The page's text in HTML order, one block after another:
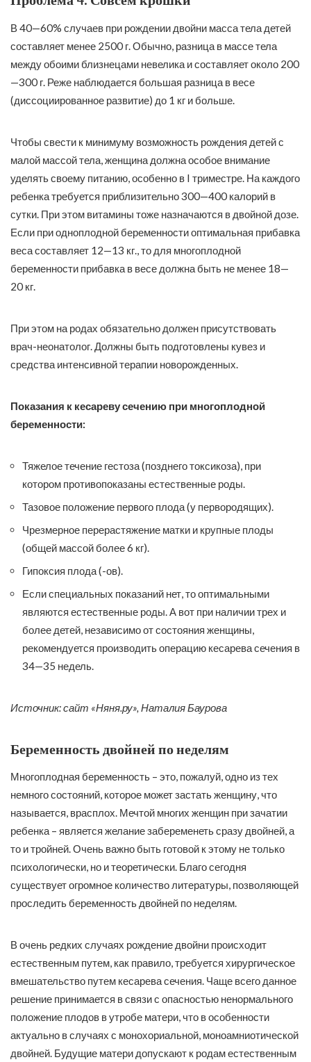
В 40—60% случаев при рождении двойни масса тела детей
составляет менее 2500 г. Обычно, разница в массе тела
между обоими близнецами невелика и составляет около 200
—300 г. Реже наблюдается большая разница в весе
(диссоциированное развитие) до 1 кг и больше.
Чтобы свести к минимуму возможность рождения детей с
малой массой тела, женщина должна особое внимание
уделять своему питанию, особенно в I триместре. На каждого
ребенка требуется приблизительно 300—400 калорий в
сутки. При этом витамины тоже назначаются в двойной дозе.
Если при одноплодной беременности оптимальная прибавка
веса составляет 12—13 кг., то для многоплодной
беременности прибавка в весе должна быть не менее 18—
20 кг.
При этом на родах обязательно должен присутствовать
врач-неонатолог. Должны быть подготовлены кувез и
средства интенсивной терапии новорожденных.
Показания к кесареву сечению при многоплодной
беременности:
Тяжелое течение гестоза (позднего токсикоза), при
котором противопоказаны естественные роды.
Тазовое положение первого плода (у первородящих).
Чрезмерное перерастяжение матки и крупные плоды
(общей массой более 6 кг).
Гипоксия плода (-ов).
Если специальных показаний нет, то оптимальными
являются естественные роды. А вот при наличии трех и
более детей, независимо от состояния женщины,
рекомендуется производить операцию кесарева сечения в
34—35 недель.
Источник: сайт «Няня.ру», Наталия Баурова
Беременность двойней по неделям
Многоплодная беременность – это, пожалуй, одно из тех
немного состояний, которое может застать женщину, что
называется, врасплох. Мечтой многих женщин при зачатии
ребенка – является желание забеременеть сразу двойней, а
то и тройней. Очень важно быть готовой к этому не только
психологически, но и теоретически. Благо сегодня
существует огромное количество литературы, позволяющей
проследить беременность двойней по неделям.
В очень редких случаях рождение двойни происходит
естественным путем, как правило, требуется хирургическое
вмешательство путем кесарева сечения. Чаще всего данное
решение принимается в связи с опасностью ненормального
положение плодов в утробе матери, что в особенности
актуально в случаях с монохориальной, моноамниотической
двойней. Будущие матери допускают к родам естественным